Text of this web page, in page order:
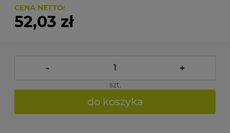
CENA NETTO:
52,03 zł
- +
szt.
do koszyka